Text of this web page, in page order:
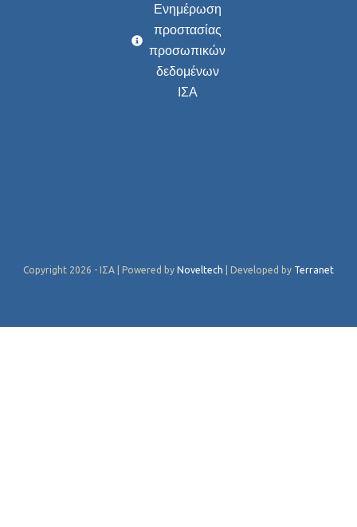
Ενημέρωση
προστασίας
προσωπικών
δεδομένων
ΙΣΑ
Copyright 2026 - ΙΣΑ | Powered by Noveltech | Developed by Terranet